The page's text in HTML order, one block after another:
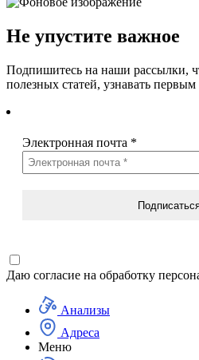
Не упустите важное
Подпишитесь на наши рассылки,
полезных статей, узнавать
Электронная почта *
Даю согласие на обработку
Анализы
Адреса
Меню